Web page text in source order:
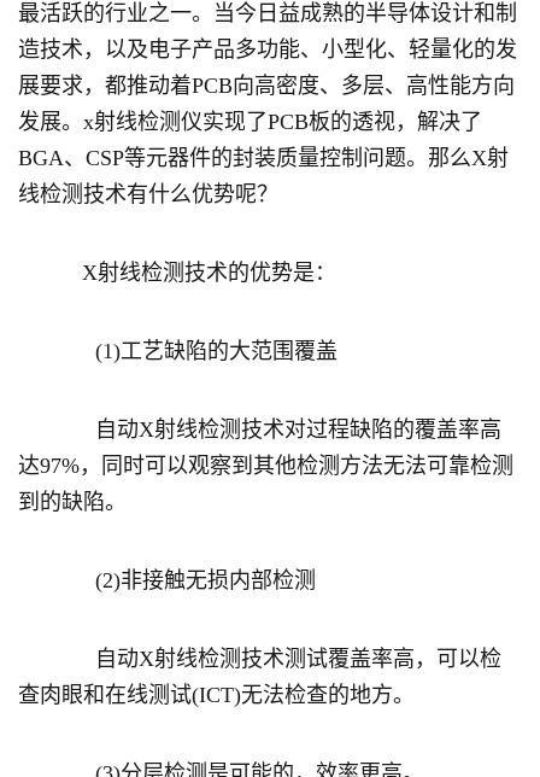
最活跃的行业之一。当今日益成熟的半导体设计和制
造技术，以及电子产品多功能、小型化、轻量化的发
展要求，都推动着PCB向高密度、多层、高性能方向
发展。x射线检测仪实现了PCB板的透视，解决了
BGA、CSP等元器件的封装质量控制问题。那么X射
线检测技术有什么优势呢？
X射线检测技术的优势是：
(1)工艺缺陷的大范围覆盖
自动X射线检测技术对过程缺陷的覆盖率高
达97%，同时可以观察到其他检测方法无法可靠检测
到的缺陷。
(2)非接触无损内部检测
自动X射线检测技术测试覆盖率高，可以检
查肉眼和在线测试(ICT)无法检查的地方。